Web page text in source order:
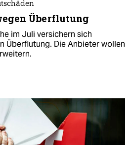
Überflutung
im Juli versichern sich
Überflutung. Die Anbieter wollen